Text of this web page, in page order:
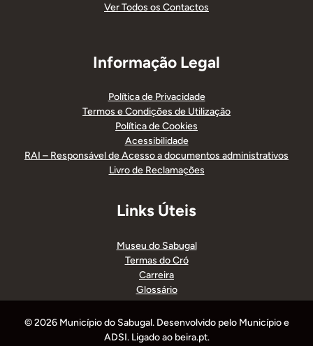
Ver Todos os Contactos
Informação Legal
Política de Privacidade
Termos e Condições de Utilização
Política de Cookies
Acessibilidade
RAI – Responsável de Acesso a documentos administrativos
Livro de Reclamações
Links Úteis
Museu do Sabugal
Termas do Cró
Carreira
Glossário
© 2026 Município do Sabugal. Desenvolvido pelo Município e
ADSI. Ligado ao beira.pt.